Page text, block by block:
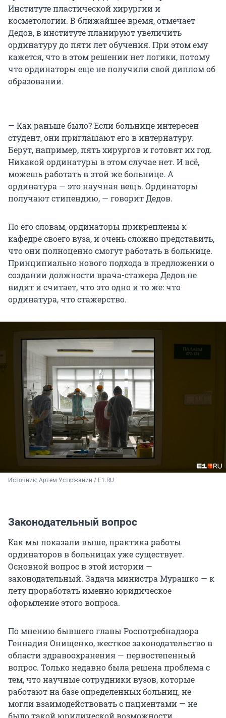
Институте пластической хирургии и
косметологии. В ближайшее время, отмечает
Дедов, в институте планируют увеличить
ординатуру до пяти лет обучения. При этом ему
кажется, что в этом решении нет логики, потому
что ординаторы еще не получили свой диплом об
образовании.
— Как раньше было? Если больнице интересен
студент, они приглашают его в интернатуру.
Берут, например, пять хирургов и готовят их год.
Никакой ординатуры в этом случае нет. И всё,
можешь работать в этой же больнице. А
ординатура — это научная вещь. Ординаторы
получают стипендию, — говорит Дедов.
По его словам, ординаторы прикреплены к
кафедре своего вуза, и очень сложно представить,
что они полноценно смогут работать в больнице.
Принципиально нового подхода в предложении о
создании должности врача-стажера Дедов не
видит и считает, что это одно и то же: что
ординатура, что стажерство.
Источник: Артем Устюжанин / E1.RU
Законодательный вопрос
Как мы показали выше, практика работы
ординаторов в больницах уже существует.
Основной вопрос в этой истории —
законодательный. Задача министра Мурашко — к
лету проработать именно юридическое
оформление этого вопроса.
По мнению бывшего главы Роспотребнадзора
Геннадия Онищенко, жесткое законодательство в
области здравоохранения — первостепенный
вопрос. Только недавно была решена проблема с
тем, что научные сотрудники вузов, которые
работают на базе определенных больниц, не
могли взаимодействовать с пациентами — не
было такой юридической возможности.